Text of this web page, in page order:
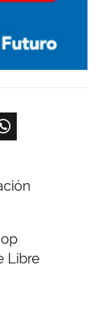
Libre